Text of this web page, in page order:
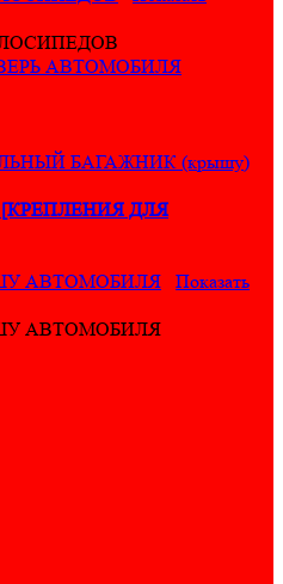
АВТОМОБИЛЯ
БАГАЖНИК (крышу)
[КРЕПЛЕНИЯ ДЛЯ
АВТОМОБИЛЯ
Показать
АВТОМОБИЛЯ